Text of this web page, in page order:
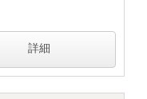
詳細